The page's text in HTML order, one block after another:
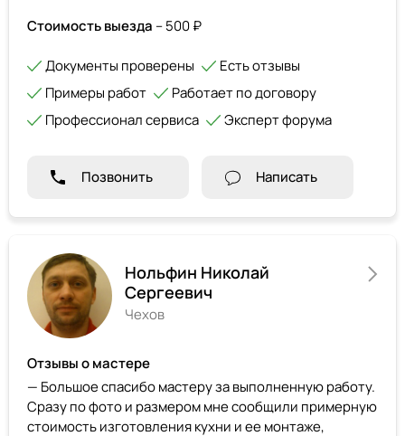
Стоимость выезда – 500 ₽
Документы проверены
Есть отзывы
Примеры работ
Работает по договору
Профессионал сервиса
Эксперт форума
Позвонить Написать
Нольфин Николай
Сергеевич
Чехов
Отзывы о мастере
— Большое спасибо мастеру за выполненную работу.
Сразу по фото и размером мне сообщили примерную
стоимость изготовления кухни и ее монтаже,